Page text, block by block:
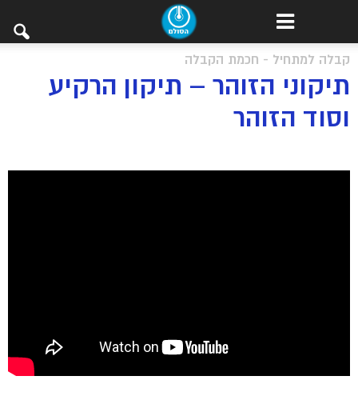
קבלה למתחיל - חכמת הקבלה
תיקוני הזוהר – תיקון הרקיע
וסוד הזוהר